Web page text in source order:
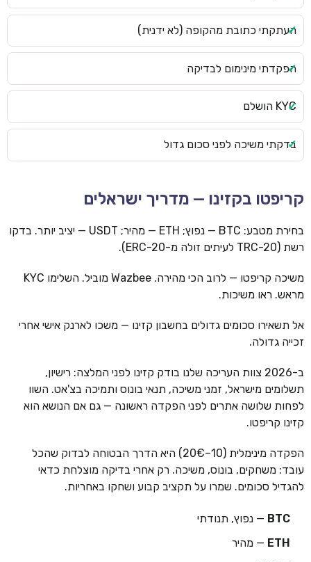
העתקתי כתובת מהקופה (לא ידנית)
הפקדתי מינימום לבדיקה
KYC הושלם
בדקתי משיכה לפני סכום גדול
קריפטו בקזינו — מדריך ישראלים
בחירת מטבע: BTC — נפוץ; ETH — מהיר; USDT — יציב יותר. בדקו
רשת (TRC-20 לעיתים זולה מ-ERC-20).
משיכה קריפטו — לרוב הכי מהירה. Wazbee מוביל. השלימו KYC
מראש. ראו משיכות.
אל תשאירו סכומים גדולים בחשבון קזינו — משכו לארנק אישי אחרי
זכייה גדולה.
ב-2026 צוות העריכה שלנו בודק קזינו לפני המלצה: רישיון,
תשלומים מישראל, זמני משיכה, תנאי בונוס ותמיכה בצ'אט. השוו
לפחות שלושה אתרים לפני הפקדה ראשונה — גם אם הנושא הוא
קזינו קריפטו.
הפקדה מינימלית (10–20€) היא הדרך הבטוחה לבדוק שהכל
עובד: משחקים, בונוס, משיכה. רק אחרי בדיקה מוצלחת כדאי
להגדיל סכומים. שמרו על תקציב קבוע ושחקו באחריות.
BTC — נפוץ, תנודתי
ETH — מהיר